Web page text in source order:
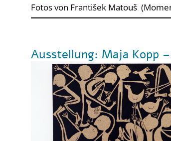
Fotos von František Matouš
Ausstellung: Maja Kopp